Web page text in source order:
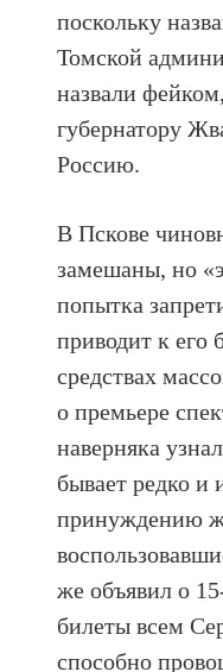
поскольку
Томской
назвали
губернатору
Россию.
В Пскове
замешаны, но
попытка
приводит к его
средствах
о премьере
наверняка
бывает редко и
принуждению
же объявил о
билеты всем
способно